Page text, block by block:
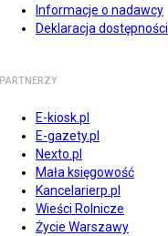
Informacje o nadawcy
Deklaracja dostępności
PARTNERZY
E-kiosk.pl
E-gazety.pl
Nexto.pl
Mała księgowość
Kancelarierp.pl
Wieści Rolnicze
Życie Warszawy